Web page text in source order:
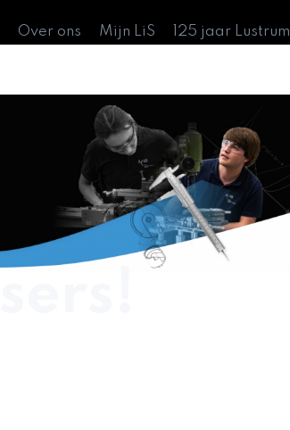
Over ons Mijn LiS 125 jaar Lustrum